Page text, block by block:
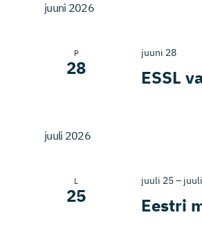
Navigation
Keyword.
juuni 2026
P
28 ESSL
juuni 28
juuli 2026
L
25 Eestri
juuli 25–